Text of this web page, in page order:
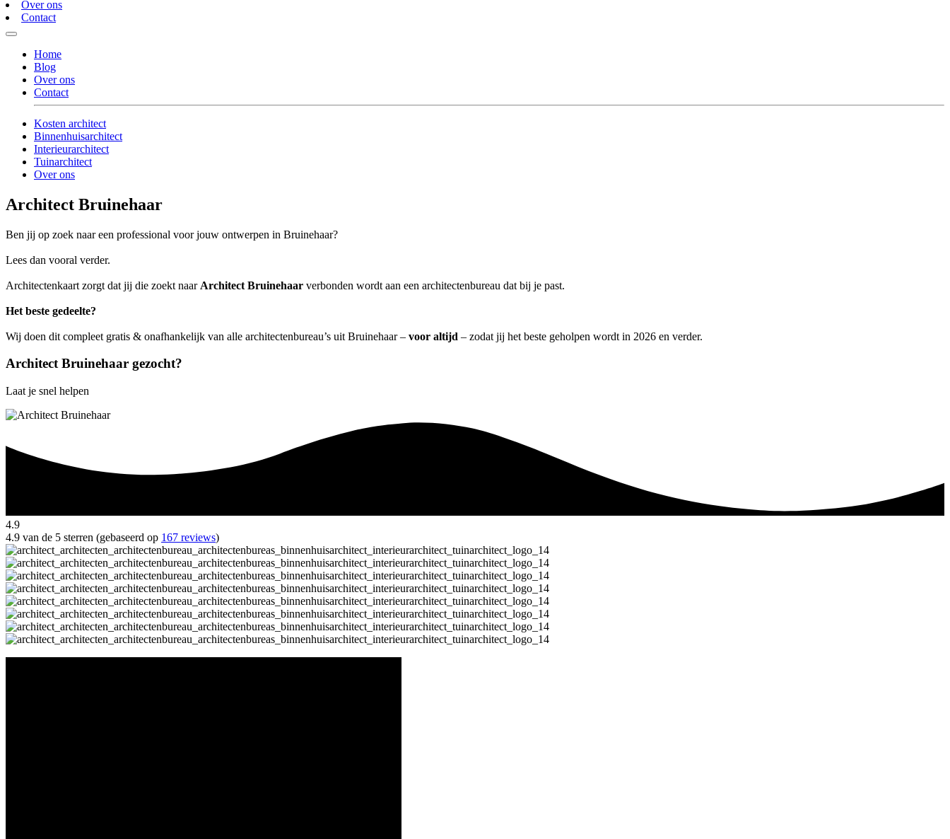
Over ons
Contact
Home
Blog
Over ons
Contact
Kosten architect
Binnenhuisarchitect
Interieurarchitect
Tuinarchitect
Over ons
Architect Bruinehaar
Ben jij op zoek naar een professional voor jouw ontwerpen in Bruinehaar?
Lees dan vooral verder.
Architectenkaart zorgt dat jij die zoekt naar Architect Bruinehaar verbonden wordt aan een architectenbureau dat bij je past.
Het beste gedeelte?
Wij doen dit compleet gratis & onafhankelijk van alle architectenbureau’s uit Bruinehaar – voor altijd – zodat jij het beste geholpen wordt in 2026 en verder.
Architect Bruinehaar gezocht?
Laat je snel helpen
4.9
4.9 van de 5 sterren (gebaseerd op 167 reviews)